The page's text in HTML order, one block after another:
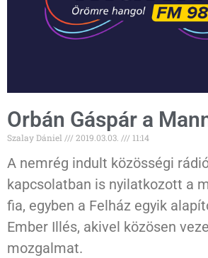
Orbán Gáspár a
Szalay Dániel 2019.03.03. 11:14
A nemrég indult közösségi
kapcsolatban is nyilatkozott a
fia, egyben a Felház egyik
Ember Illés, akivel közösen
mozgalmat.